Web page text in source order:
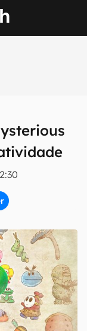
primeira
Termos de